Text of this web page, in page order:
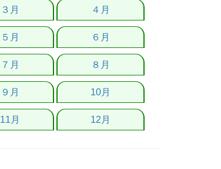
３月 ４月
５月 ６月
７月 ８月
９月 10月
11月 12月